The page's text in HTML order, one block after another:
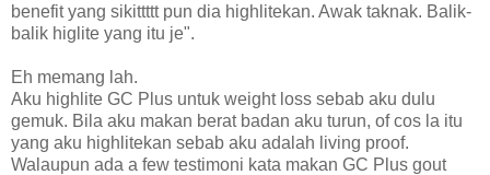
benefit yang sikittttt pun dia highlitekan. Awak taknak. Balik-
balik higlite yang itu je".
Eh memang lah.
Aku highlite GC Plus untuk weight loss sebab aku dulu
gemuk. Bila aku makan berat badan aku turun, of cos la itu
yang aku highlitekan sebab aku adalah living proof.
Walaupun ada a few testimoni kata makan GC Plus gout